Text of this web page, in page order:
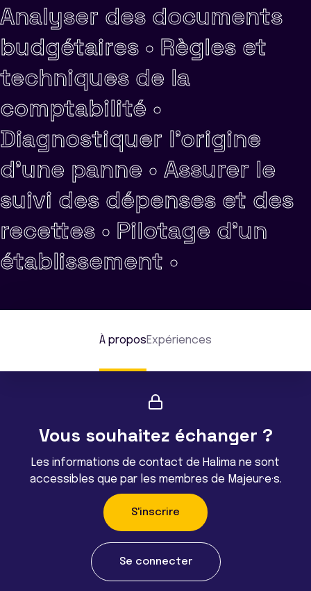
Analyser des documents
budgétaires • Règles et
techniques de la
comptabilité •
Diagnostiquer l'origine
d'une panne • Assurer le
suivi des dépenses et des
recettes • Pilotage d'un
établissement •
À proposExpériences
Vous souhaitez échanger ?
Les informations de contact de Halima ne sont
accessibles que par les membres de Majeur·e·s.
S'inscrire
Se connecter